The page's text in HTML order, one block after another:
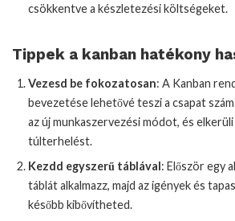
csökkentve a készletezési költségeket.
Tippek a kanban hatékony
Vezesd be fokozatosan: A Kanban
bevezetése lehetővé teszi a csapat
az új munkaszervezési módot, és
túlterhelést.
Kezdd egyszerű táblával: Először egy
táblát alkalmazz, majd az igények és
később kibővítheted.